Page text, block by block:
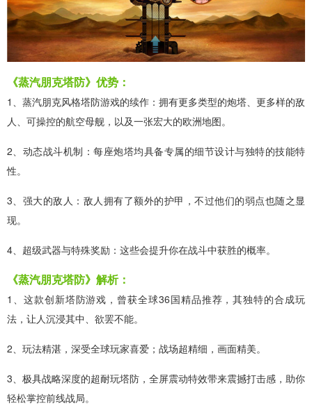
《蒸汽朋克塔防》优势：
1、蒸汽朋克风格塔防游戏的续作：拥有更多类型的炮塔、更多样的敌
人、可操控的航空母舰，以及一张宏大的欧洲地图。
2、动态战斗机制：每座炮塔均具备专属的细节设计与独特的技能特
性。
3、强大的敌人：敌人拥有了额外的护甲，不过他们的弱点也随之显
现。
4、超级武器与特殊奖励：这些会提升你在战斗中获胜的概率。
《蒸汽朋克塔防》解析：
1、这款创新塔防游戏，曾获全球36国精品推荐，其独特的合成玩
法，让人沉浸其中、欲罢不能。
2、玩法精湛，深受全球玩家喜爱；战场超精细，画面精美。
3、极具战略深度的超耐玩塔防，全屏震动特效带来震撼打击感，助你
轻松掌控前线战局。